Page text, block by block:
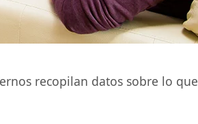
recopilan datos sobre lo que